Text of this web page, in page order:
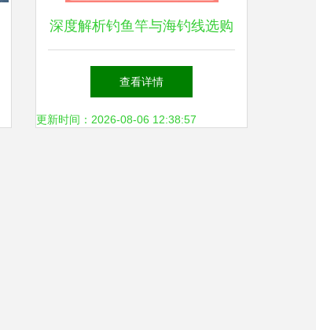
深度解析钓鱼竿与海钓线选购
技巧，助您渔获翻倍！
查看详情
更新时间：2026-08-06 12:38:57